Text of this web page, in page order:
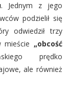
. Jednym z jego
podzielił się
odwiedził trzy
mieście „obcość
prędko
ale również